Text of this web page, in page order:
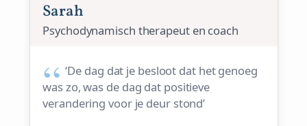
Sarah
Psychodynamisch therapeut en coach
‘De dag dat je besloot dat het genoeg
was zo, was de dag dat positieve
verandering voor je deur stond’